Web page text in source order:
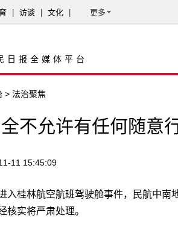
访谈 文化 更多
日报全媒体平台
> 法治聚焦
不允许有任何随意
11 15:45:09
入桂林航空航班驾驶舱事件，民航中南
核实将严肃处理。